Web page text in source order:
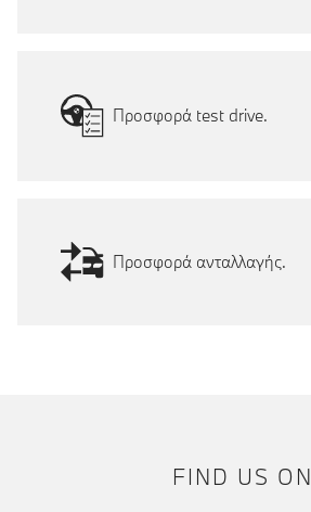
Προσφορά test drive.
Προσφορά ανταλλαγής.
FIND US ON